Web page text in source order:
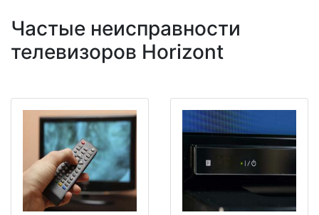
Частые неисправности
телевизоров Horizont